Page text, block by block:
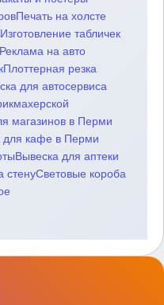
Печать на холсте
Изготовление табличек
Реклама на авто
Плоттерная резка
для автосервиса
магазинов в Перми
для кафе в Перми
Вывеска для аптеки
стенуСветовые короба